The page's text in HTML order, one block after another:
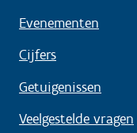
Evenementen
Cijfers
Getuigenissen
Veelgestelde vragen